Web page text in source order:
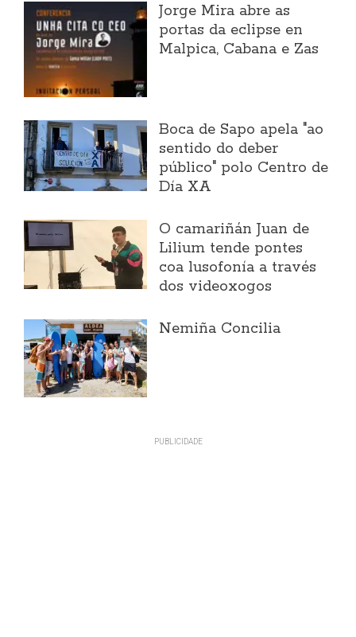
Jorge Mira abre as
portas da eclipse en
Malpica, Cabana e Zas
Boca de Sapo apela "ao
sentido do deber
público" polo Centro de
Día XA
O camariñán Juan de
Lilium tende pontes
coa lusofonía a través
dos videoxogos
Nemiña Concilia